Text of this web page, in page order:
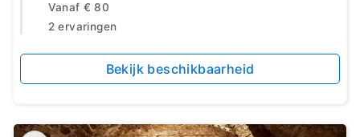
Vanaf € 80
2 ervaringen
Bekijk beschikbaarheid